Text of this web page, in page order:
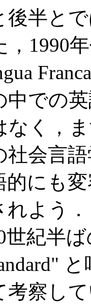
後半と
，1990
中での
なく，
社会言
的にも
よう．
紀半
考察し